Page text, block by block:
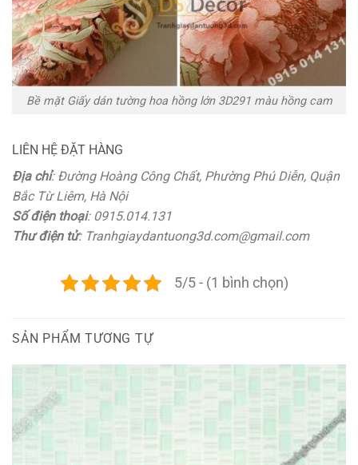
Bề mặt Giấy dán tường hoa hồng lớn 3D291 màu hồng cam
LIÊN HỆ ĐẶT HÀNG
Địa chỉ: Đường Hoàng Công Chất, Phường Phú Diễn, Quận
Bắc Từ Liêm, Hà Nội
Số điện thoại: 0915.014.131
Thư điện tử: Tranhgiaydantuong3d.com@gmail.com
5/5 - (1 bình chọn)
SẢN PHẨM TƯƠNG TỰ